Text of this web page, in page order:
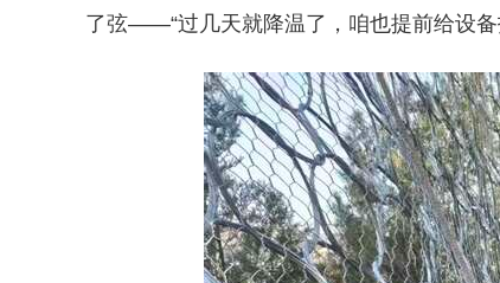
了弦——“过几天就降温了，咱也提前给设备